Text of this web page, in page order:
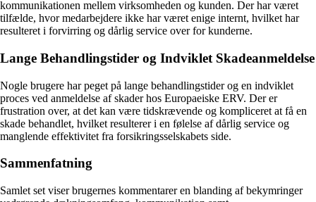
kommunikationen mellem virksomheden og kunden. Der har været
tilfælde, hvor medarbejdere ikke har været enige internt, hvilket har
resulteret i forvirring og dårlig service over for kunderne.
Lange Behandlingstider og Indviklet Skadeanmeldelse
Nogle brugere har peget på lange behandlingstider og en indviklet
proces ved anmeldelse af skader hos Europaeiske ERV. Der er
frustration over, at det kan være tidskrævende og kompliceret at få en
skade behandlet, hvilket resulterer i en følelse af dårlig service og
manglende effektivitet fra forsikringsselskabets side.
Sammenfatning
Samlet set viser brugernes kommentarer en blanding af bekymringer